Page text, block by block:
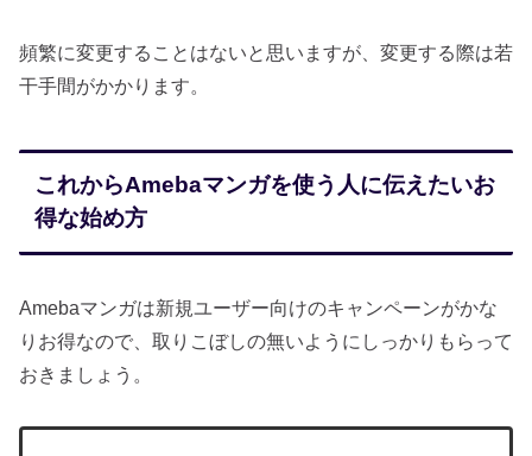
頻繁に変更することはないと思いますが、変更する際は若
干手間がかかります。
これからAmebaマンガを使う人に伝えたいお
得な始め方
Amebaマンガは新規ユーザー向けのキャンペーンがかな
りお得なので、取りこぼしの無いようにしっかりもらって
おきましょう。